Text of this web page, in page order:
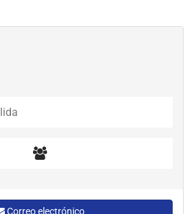
Correo electrónico